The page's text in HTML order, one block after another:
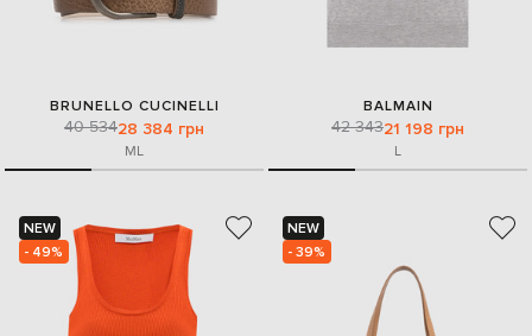
BRUNELLO CUCINELLI
40 53428 384 грн
ML
BALMAIN
42 34321 198 грн
L
NEW
- 49%
NEW
- 39%